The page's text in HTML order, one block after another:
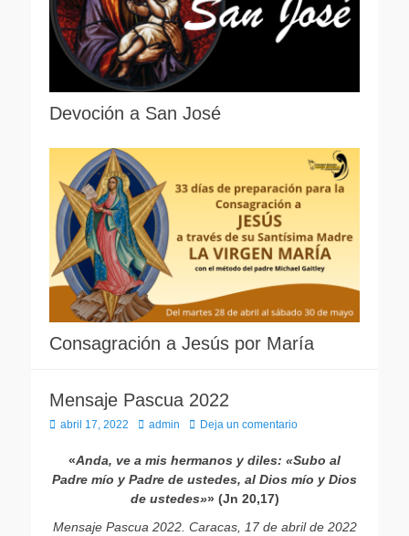
Devoción a San José
Consagración a Jesús por María
Mensaje Pascua 2022
Publicado
abril 17, 2022 Autor
admin Deja un comentario
«Anda, ve a mis hermanos y diles: «Subo al
Padre mío y Padre de ustedes, al Dios mío y Dios
de ustedes»» (Jn 20,17)
Mensaje Pascua 2022. Caracas, 17 de abril de 2022